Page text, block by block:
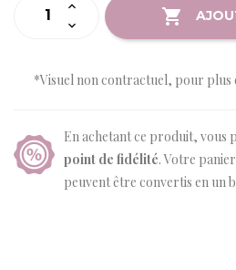
*Visuel non contractuel, pour plus
En achetant ce produit, vous
point de fidélité. Votre
peuvent être convertis en un